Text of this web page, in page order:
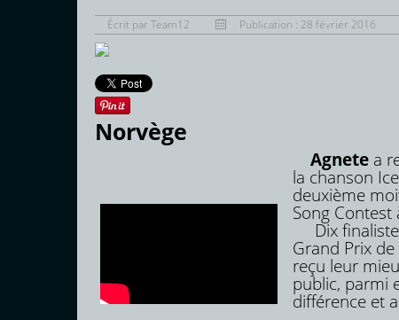
Écrit par Team12 Publication : 28 février 2016
Norvège
Agnete a
la chanson
deuxième
Song
Dix
Grand Prix
reçu leur
public, parmi
différence et